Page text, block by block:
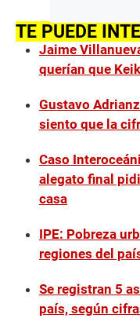
TE PUEDE
Jaime
querían que
Gustavo
siento que la
Caso
alegato final
casa
IPE: Pobreza
regiones del
Se registran 5
país, según